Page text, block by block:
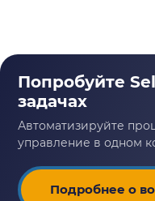
Подробнее о